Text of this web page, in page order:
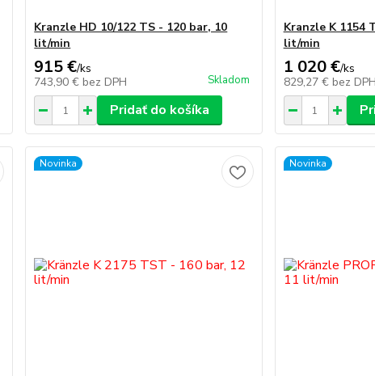
Kranzle HD 10/122 TS - 120 bar, 10
lit/min
915 €/ks
743,90 € bez DPH Skladom
Pridať do košíka
Kranzle K 1154
lit/min
1 020 €/ks
829,27 € bez DPH
Novinka Novinka